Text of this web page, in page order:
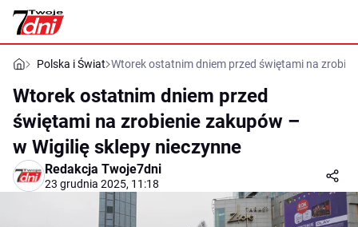
Polska i Świat Wtorek ostatnim dniem przed świętami na
Wtorek ostatnim dniem przed
świętami na zrobienie zakupów –
w Wigilię sklepy nieczynne
Redakcja Twoje7dni
23 grudnia 2025, 11:18